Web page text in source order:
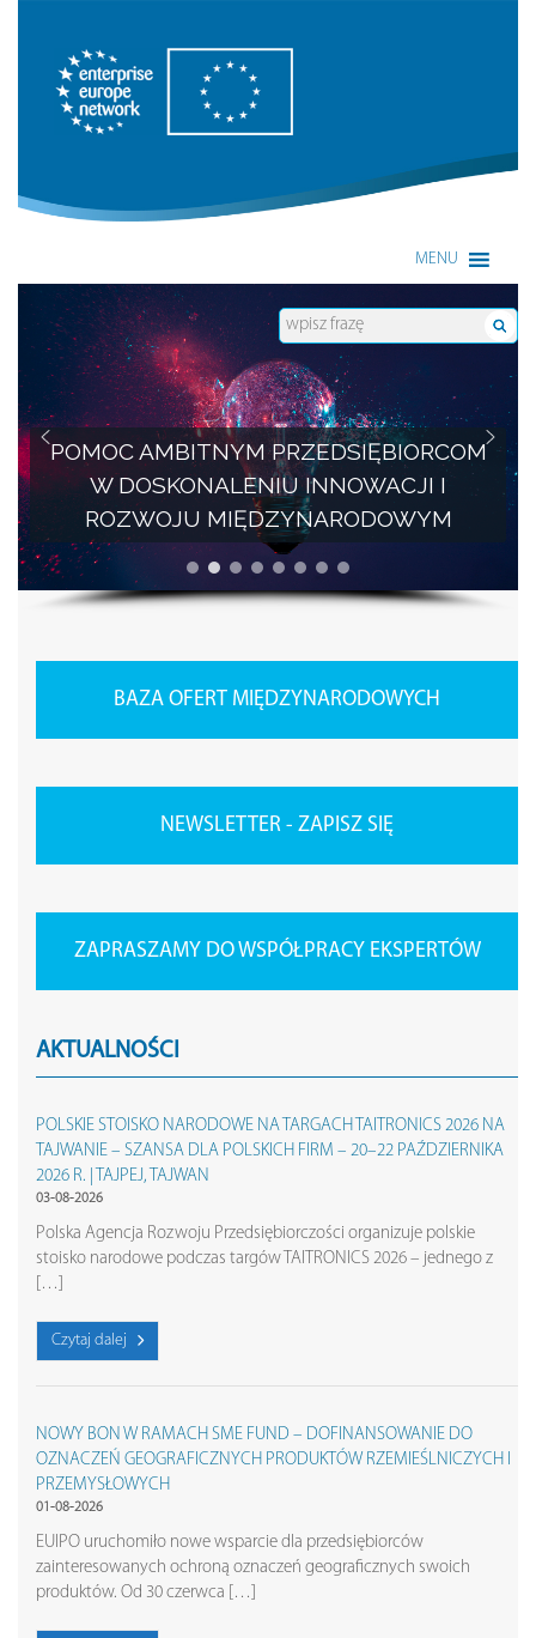
Enterprise Europe Network
MENU
POMOC AMBITNYM PRZEDSIĘBIORCOM
W DOSKONALENIU INNOWACJI I
ROZWOJU MIĘDZYNARODOWYM
BAZA OFERT MIĘDZYNARODOWYCH
NEWSLETTER - ZAPISZ SIĘ
ZAPRASZAMY DO WSPÓŁPRACY EKSPERTÓW
AKTUALNOŚCI
POLSKIE STOISKO NARODOWE NA TARGACH TAITRONICS 2026 NA
TAJWANIE – SZANSA DLA POLSKICH FIRM – 20–22 PAŹDZIERNIKA
2026 R. | TAJPEJ, TAJWAN
03-08-2026
Polska Agencja Rozwoju Przedsiębiorczości organizuje polskie
stoisko narodowe podczas targów TAITRONICS 2026 – jednego z
[…]
Czytaj dalej
NOWY BON W RAMACH SME FUND – DOFINANSOWANIE DO
OZNACZEŃ GEOGRAFICZNYCH PRODUKTÓW RZEMIEŚLNICZYCH I
PRZEMYSŁOWYCH
01-08-2026
EUIPO uruchomiło nowe wsparcie dla przedsiębiorców
zainteresowanych ochroną oznaczeń geograficznych swoich
produktów. Od 30 czerwca […]